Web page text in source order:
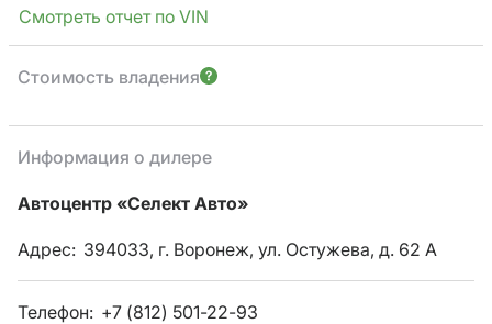
Смотреть отчет по VIN
Стоимость владения
Информация о дилере
Автоцентр «Селект Авто»
Адрес: 394033, г. Воронеж, ул. Остужева, д. 62 А
Телефон: +7 (812) 501-22-93